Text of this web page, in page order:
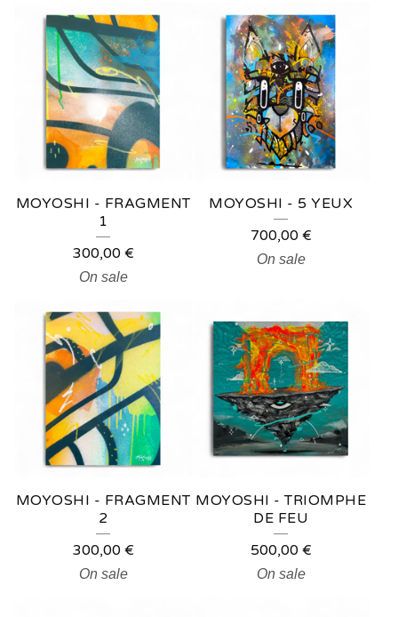
MOYOSHI - FRAGMENT
1
300,00 €
On sale
MOYOSHI - 5 YEUX
700,00 €
On sale
MOYOSHI - FRAGMENT
2
300,00 €
On sale
MOYOSHI - TRIOMPHE
DE FEU
500,00 €
On sale